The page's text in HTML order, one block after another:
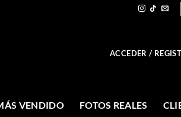
ACCEDER /
VENDIDO FOTOS REALES